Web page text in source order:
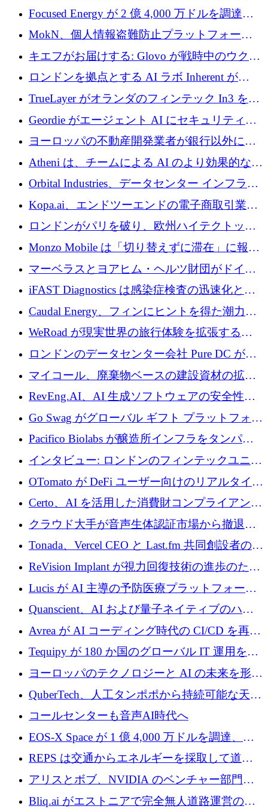
事業を開始
Focused Energy が 2 億 4,000 万ドルを調達、
TrueLayer が In3 を買収、ロンドンが首位の座
を奪還
MokN、個人情報盗難防止プラットフォーム
の成長のためにシリーズ A で 1,500 万ドルを
調達
キエフがお届けする: Glovo が戦時中のウクラ
イナで最も急速に成長する市場の 1 つをどの
ように拡大したか
ロンドンを拠点とする AI ラボ Inherent が
5,000 万ドルの資金調達でステルスから浮上
TrueLayer がオランダのフィンテック In3 を買
収、チェックアウト時にクレジットを提供
Geordie がエージェント AI にセキュリティと
ガバナンスをもたらすために 3,000 万ドルを
ヨーロッパの不動産開発業者が銀行以外にも
目を向けているため、InRentoの資金調達額は
1億ユーロを突破
Atheni は、チームによる AI のより効果的な使
用を支援するために 35 万ポンドを確保
Orbital Industries、データセンター インフラス
トラクチャ システムの拡張に 5,000 万ドルを
確保
Kopa.ai、エンドツーエンドの電子商取引業務
用の AI エージェントを構築するために 200
ロンドンがパリを破り、欧州ハイテクトップ
の座を奪還
Monzo Mobile は「切り替えずに滞在」に報酬
を与える
マーベラスとヨアヒム・ヘルツ財団がドイツ
の商業化ギャップを埋めるために2,000万ユー
ロのディープテック基金を立ち上げる
iFAST Diagnostics は感染症検査の迅速化と抗
菌薬耐性への取り組みに 500 万ポンドを寄付
Caudal Energy、フィンにヒントを得た潮力発
電技術の規模拡大に向けて 430 万ポンドを調
WeRoad が現実世界の旅行体験を拡張するた
めに 5,800 万ドルを獲得
ロンドンのデータセンター会社 Pure DC が欧
州と中東の拡張に 27 億ドルを確保
マイコール、廃棄物ベースの建設資材の拡大
に400万ポンドを投資
RevEng.AI、AI 生成ソフトウェアの安全性を
確保するために 1,500 万ドルを調達
Go Swag がグローバル ギフト プラットフォー
ムを拡大するために 500 万ドルを調達
Pacifico Biolabs が醸造所インフラをタンパク
質生産に転換するために 700 万ユーロを調達
インタビュー: ロンドンのフィンテックユニコ
ーン Tide の CEO、オリバー・プリル氏
OTomato が DeFi ユーザー向けのリアルタイム
インテリジェンス レイヤーを構築するために
Improbable から 200 万ドルを調達
Certo、AI を活用した消費財コンプライアンス
プラットフォームのために 400 万ドルを調達
クラウド大手が音声生体認証市場から撤退す
るなか、Voxmindが54万6,000ポンドのプレシ
ード資金を調達
Tonada、Vercel CEO と Last.fm 共同創設者の支
援を受けてステルス撤退
ReVision Implant が視力回復技術の進歩のため
に 400 万ユーロを確保
Lucis が AI 主導の予防医療プラットフォーム
を拡大するためにシリーズ A で 2,000 万ドル
を調達
Quanscient、AI および量子ネイティブのハー
ドウェア エンジニアリングを推進するために
1,000 万ユーロを調達
Avrea が AI コーディング時代の CI/CD を再発
明するために 470 万ドルをかけてステルスか
ら浮上
Tequipy が 180 か国のグローバル IT 運用を自
動化するために 300 万ユーロ以上を調達
ヨーロッパのテクノロジーと AI の未来を形作
る: イノベーション リーダーが Nexus
Luxembourg 2026 に集まる理由
QuberTech、人工タンポポから持続可能な天然
ゴムを開発するために 340 万ポンドを調達
コールセンターも音声AI時代へ
EOS-X Space が 1 億 4,000 万ドルを調達、
Mistral が Emmi AI を買収、Bliq がエストニア
での完全無人道路運営を承認
REPS は交通からエネルギーを採取して道路
を発電所に変えるために 2,360 万ドルを調達
アリスとボブ、NVIDIA のベンチャー部門か
らの投資でシリーズ B を拡大
Bliq.ai がエストニアで完全無人道路運営の承